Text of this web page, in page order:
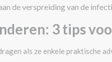
de verspreiding van de
3 tips
als ze enkele praktische